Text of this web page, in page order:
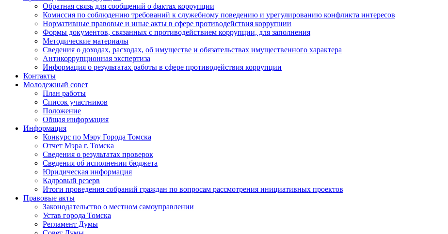
Обратная связь для сообщений о фактах коррупции
Комиссия по соблюдению требований к служебному поведению и урегулированию конфликта интересов
Нормативные правовые и иные акты в сфере противодействия коррупции
Формы документов, связанных с противодействием коррупции, для заполнения
Методические материалы
Сведения о доходах, расходах, об имуществе и обязательствах имущественного характера
Антикоррупционная экспертиза
Информация о результатах работы в сфере противодействия коррупции
Контакты
Молодежный совет
План работы
Список участников
Положение
Общая информация
Информация
Конкурс по Мэру Города Томска
Отчет Мэра г. Томска
Сведения о результатах проверок
Сведения об исполнении бюджета
Юридическая информация
Кадровый резерв
Итоги проведения собраний граждан по вопросам рассмотрения инициативных проектов
Правовые акты
Законодательство о местном самоуправлении
Устав города Томска
Регламент Думы